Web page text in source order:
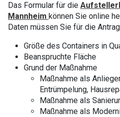
Das Formular für die
Mannheim können Sie online
Daten müssen Sie für die
Größe des Containers in
Beanspruchte Fläche
Grund der Maßnahme
Maßnahme als
Entrümpelung,
Maßnahme als
Maßnahme als